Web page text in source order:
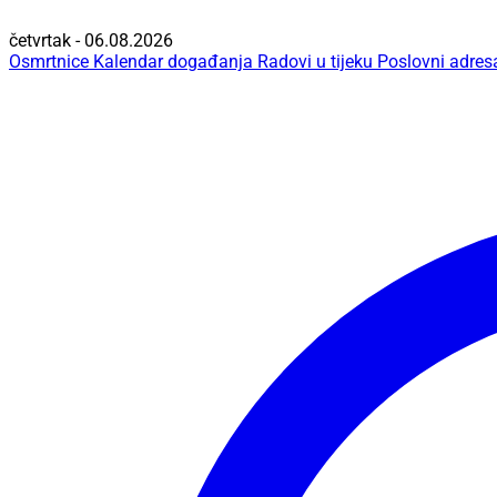
četvrtak - 06.08.2026
Osmrtnice Kalendar događanja Radovi u tijeku Poslovni